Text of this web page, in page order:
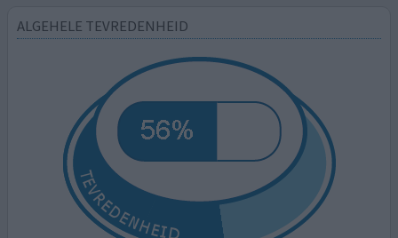
ALGEHELE TEVREDENHEID